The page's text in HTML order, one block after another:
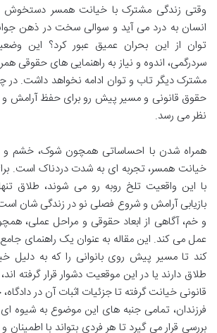
وقتی زندگی مشترک با خیانت همسر دستخوش
انسان به درد می آید و سوالی سخت در ذهن
توان از این بحران عمیق عبور کرد؟ این
سردرگمی، اندوه و نیاز به راهنمایی های حقوقی
مشترک دیگر تاب و توان ادامه نخواهد داشت. در
حقوق قانونی و مسیر پیش رو برای حفظ آرامش و
نظر می رسد.
همراه شدن با احساساتی همچون شوک، خشم و
خیانت همسر، تجربه ای به شدت دردناک است.
با این واقعیت تلخ روبه رو می شوند، طلاق
بازیابی آرامش و شروع فصلی نو در زندگی شان
و خم، آگاهی از ابعاد حقوقی و مراحل عملی،
عمل می کند. این مقاله به عنوان یک راهنمای
کند تا مسیر پیش روی بانوانی را که به
طلاق دارند یا در این موقعیت دشوار قرار گرفته
قانونی خیانت گرفته تا جزئیات اثبات آن در
فرزندان، تمامی جنبه های این موضوع به شیوه
بررسی قرار می گیرد تا هر فردی بتواند با